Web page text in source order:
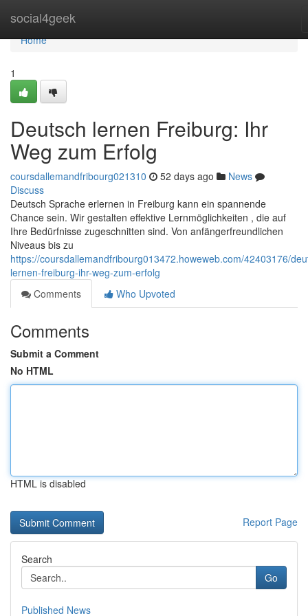
social4geek
Home
Home
1
Deutsch lernen Freiburg: Ihr
Weg zum Erfolg
coursdallemandfribourg021310 52 days ago
News
Discuss
Deutsch Sprache erlernen in Freiburg kann ein spannende
Chance sein. Wir gestalten effektive Lernmöglichkeiten , die auf
Ihre Bedürfnisse zugeschnitten sind. Von anfängerfreundlichen
Niveaus bis zu
https://coursdallemandfribourg013472.howeweb.com/42403176/
lernen-freiburg-ihr-weg-zum-erfolg
Comments
Who Upvoted
Comments
Submit a Comment
No HTML
HTML is disabled
Report Page
Search
Go
Published News